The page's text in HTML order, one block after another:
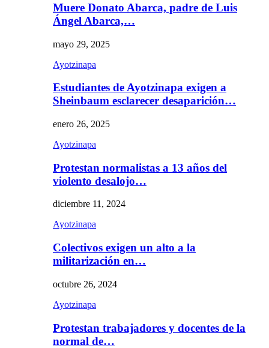
Muere Donato Abarca, padre de Luis
Ángel Abarca,…
mayo 29, 2025
Ayotzinapa
Estudiantes de Ayotzinapa exigen a
Sheinbaum esclarecer desaparición…
enero 26, 2025
Ayotzinapa
Protestan normalistas a 13 años del
violento desalojo…
diciembre 11, 2024
Ayotzinapa
Colectivos exigen un alto a la
militarización en…
octubre 26, 2024
Ayotzinapa
Protestan trabajadores y docentes de la
normal de…